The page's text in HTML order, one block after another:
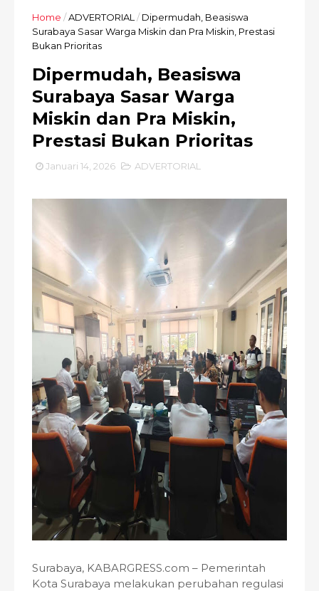
Home /ADVERTORIAL / Dipermudah, Beasiswa
Surabaya Sasar Warga Miskin dan Pra Miskin, Prestasi
Bukan Prioritas
Dipermudah, Beasiswa
Surabaya Sasar Warga
Miskin dan Pra Miskin,
Prestasi Bukan Prioritas
Januari 14, 2026 ADVERTORIAL
Surabaya, KABARGRESS.com – Pemerintah
Kota Surabaya melakukan perubahan regulasi